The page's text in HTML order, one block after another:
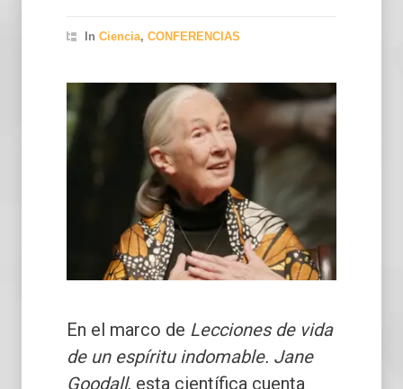
In Ciencia, CONFERENCIAS
En el marco de Lecciones de vida
de un espíritu indomable. Jane
Goodall, esta científica cuenta